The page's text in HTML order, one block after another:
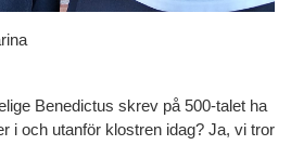
Benedictus skrev på 500-talet ha
i och utanför klostren idag? Ja, vi tror